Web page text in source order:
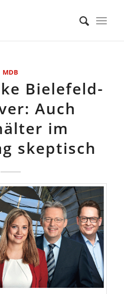
MDB
Bielefeld-
Auch
im
skeptisch